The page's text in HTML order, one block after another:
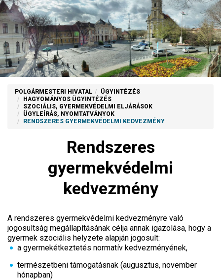
POLGÁRMESTERI HIVATAL
ÜGYINTÉZÉS
HAGYOMÁNYOS ÜGYINTÉZÉS
SZOCIÁLIS, GYERMEKVÉDELMI ELJÁRÁSOK
ÜGYLEÍRÁS, NYOMTATVÁNYOK
RENDSZERES GYERMEKVÉDELMI KEDVEZMÉNY
Rendszeres
gyermekvédelmi
kedvezmény
A rendszeres gyermekvédelmi kedvezményre való
jogosultság megállapításának célja annak igazolása, hogy a
gyermek szociális helyzete alapján jogosult:
a gyermekétkeztetés normatív kedvezményének,
természetbeni támogatásnak (augusztus, november
hónapban)